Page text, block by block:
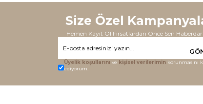
Size Özel
Hemen Kayıt Ol Fırsatlardan Önce Sen
Üyelik koşullarınıve kişisel verileriminkorunmasını
ediyorum.